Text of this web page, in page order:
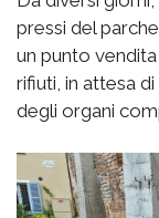
pressi del
un punto
rifiuti, in attesa
degli organi